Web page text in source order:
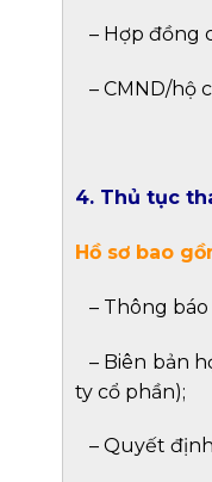
– Hợp đồng
– CMND/hộ
4. Thủ tục
Hồ sơ bao
– Thông
– Biên bản
ty cổ phần);
– Quyết